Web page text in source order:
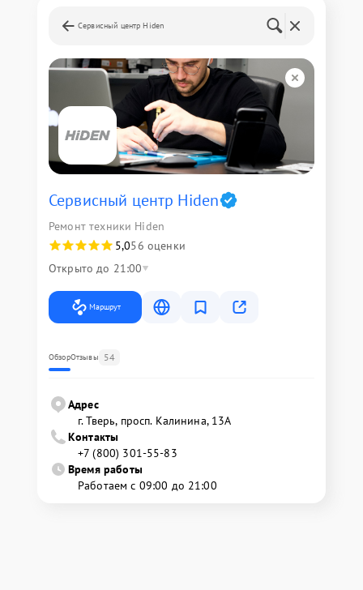
Сервисный центр Hiden
Сервисный центр Hiden
Ремонт техники Hiden
5,056 оценки
Открыто до 21:00
Маршрут
ОбзорОтзывы 54
Адрес
г. Тверь, просп. Калинина, 13А
Контакты
+7 (800) 301-55-83
Время работы
Работаем с 09:00 до 21:00